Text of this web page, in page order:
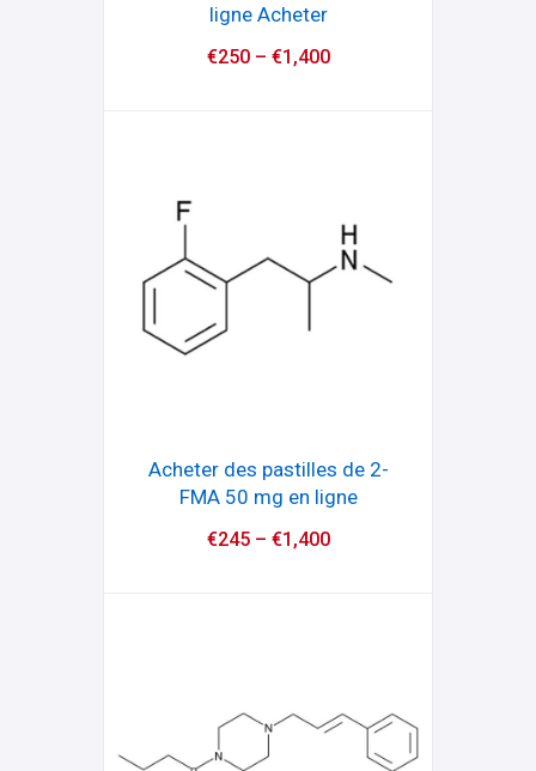
ligne Acheter
€250– €1,400
Acheter des pastilles de 2-
FMA 50 mg en ligne
€245– €1,400